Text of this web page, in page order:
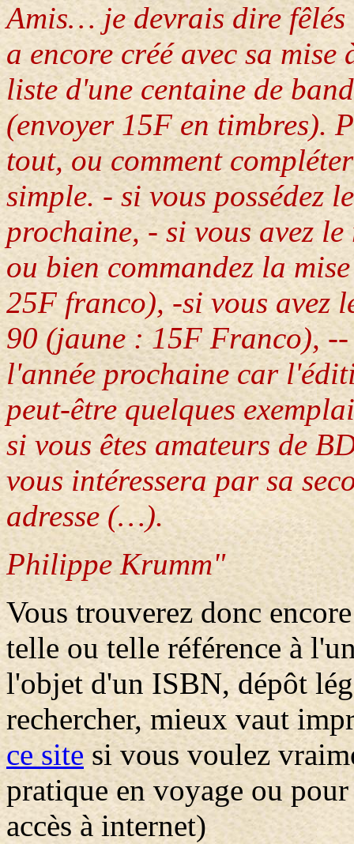
Amis… je devrais dire fêlés
a encore créé avec sa
liste d'une centaine de
(envoyer 15F en timbres).
tout, ou comment
simple. - si vous possédez
prochaine, - si vous avez
ou bien commandez la
25F franco), -si vous avez
90 (jaune : 15F Franco), --
l'année prochaine car
peut-être quelques
si vous êtes amateurs de
vous intéressera par sa
adresse (…).
Philippe Krumm"
Vous trouverez donc
telle ou telle référence à
l'objet d'un ISBN, dépôt
rechercher, mieux vaut
ce site si vous voulez
pratique en voyage ou
accès à internet)